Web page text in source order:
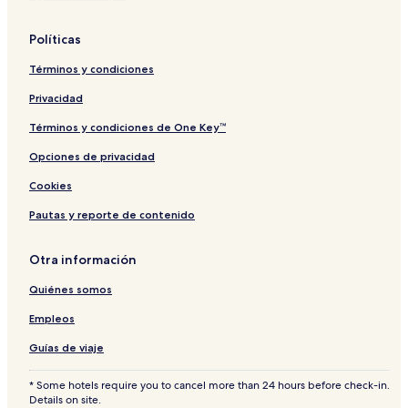
o
r
f
Políticas
Términos y condiciones
Privacidad
Términos y condiciones de One Key™
Opciones de privacidad
Cookies
Pautas y reporte de contenido
Otra información
Quiénes somos
Empleos
Guías de viaje
* Some hotels require you to cancel more than 24 hours before check-in.
Details on site.